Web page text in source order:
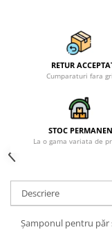
RETUR
Cumparaturi fara
STOC
La o gama variata de
Descriere
Șamponul pentru păr